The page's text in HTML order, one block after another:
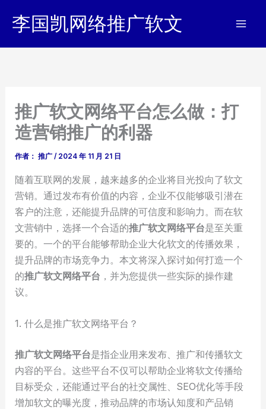
李国凯网络推广软文
推广软文网络平台怎么做：打
造营销推广的利器
作者： 推广/ 2024 年 11 月 21 日
随着互联网的发展，越来越多的企业将目光投向了软文
营销。通过发布有价值的内容，企业不仅能够吸引潜在
客户的注意，还能提升品牌的可信度和影响力。而在软
文营销中，选择一个合适的推广软文网络平台是至关重
要的。一个的平台能够帮助企业大化软文的传播效果，
提升品牌的市场竞争力。本文将深入探讨如何打造一个
的推广软文网络平台 ，并为您提供一些实际的操作建
议。
1. 什么是推广软文网络平台？
推广软文网络平台是指企业用来发布、推广和传播软文
内容的平台。这些平台不仅可以帮助企业将软文传播给
目标受众，还能通过平台的社交属性、SEO优化等手段
增加软文的曝光度，推动品牌的市场认知度和产品销